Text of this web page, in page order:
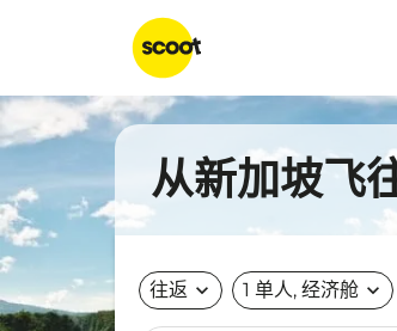
从新加坡飞
往返 expand_more 1 单人, 经济舱 expand_more